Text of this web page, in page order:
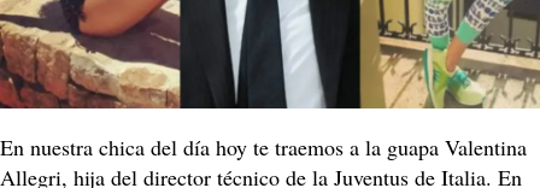
En nuestra chica del día hoy te traemos a la guapa Valentina
Allegri, hija del director técnico de la Juventus de Italia. En